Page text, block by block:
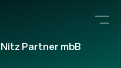
Partner mbB